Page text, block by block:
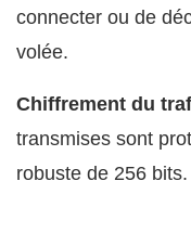
connecter ou de
volée.
Chiffrement du
transmises sont
robuste de 256 bits.